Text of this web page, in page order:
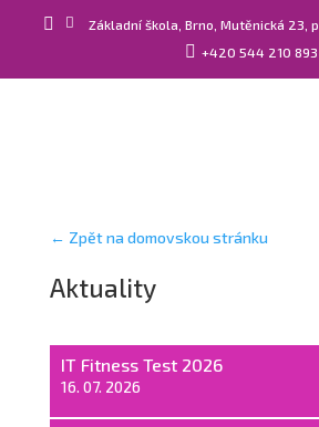
  Základní škola, Brno, Mutěnická 23,
 +420 544 210 893
← Zpět na domovskou stránku
Aktuality
IT Fitness Test 2026
16. 07. 2026